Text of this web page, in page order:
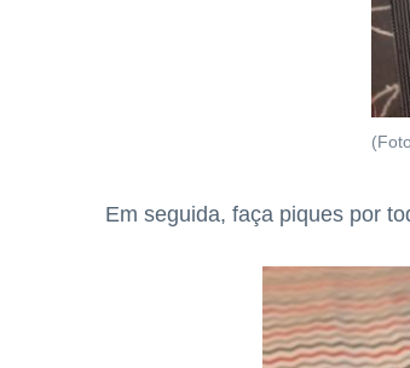
Em seguida, faça piques por